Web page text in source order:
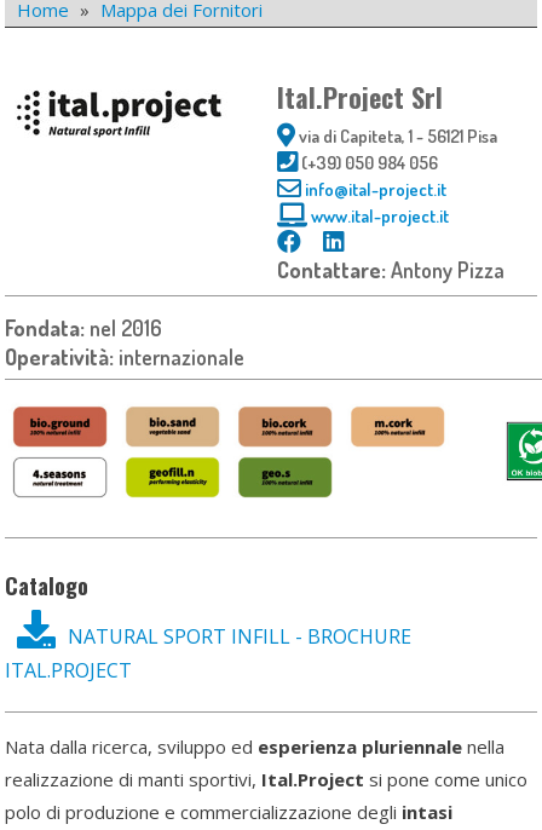
Home » Mappa dei Fornitori
Ital.Project Srl
via di Capiteta, 1 - 56121 Pisa
(+39) 050 984 056
info@ital-project.it
www.ital-project.it
Contattare:Antony Pizza
Fondata: nel 2016
Operatività: internazionale
Catalogo
NATURAL SPORT INFILL - BROCHURE
ITAL.PROJECT
Nata dalla ricerca, sviluppo ed esperienza pluriennale nella
realizzazione di manti sportivi, Ital.Project si pone come unico
polo di produzione e commercializzazione degli intasi